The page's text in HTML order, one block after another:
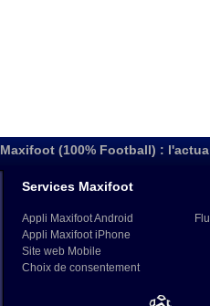
Maxifoot (100% Football) :
Services Maxifoot
Appli Maxifoot Android
Appli Maxifoot iPhone
Site web Mobile
Choix de consentement